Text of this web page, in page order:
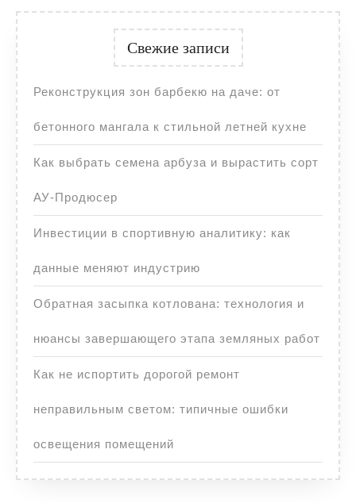
Свежие записи
Реконструкция зон барбекю на даче: от
бетонного мангала к стильной летней кухне
Как выбрать семена арбуза и вырастить сорт
АУ-Продюсер
Инвестиции в спортивную аналитику: как
данные меняют индустрию
Обратная засыпка котлована: технология и
нюансы завершающего этапа земляных работ
Как не испортить дорогой ремонт
неправильным светом: типичные ошибки
освещения помещений